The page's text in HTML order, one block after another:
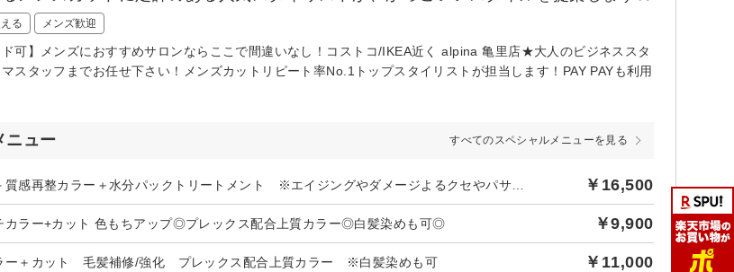
る メンズ歓迎
可】メンズにおすすめサロンならここで間違いなし！コストコ/IKEA近く alpina 亀里店★大人のビジネススタ
スタッフまでお任せ下さい！メンズカットリピート率No.1トップスタイリストが担当します！PAY PAYも利用
ニュー すべてのスペシャルメニューを見る
￥16,500
カラー+カット 色もちアップ◎プレックス配合上質カラー◎白髪染めも可◎ ￥9,900
ー＋カット 毛髪補修/強化 プレックス配合上質カラー ※白髪染めも可 ￥11,000